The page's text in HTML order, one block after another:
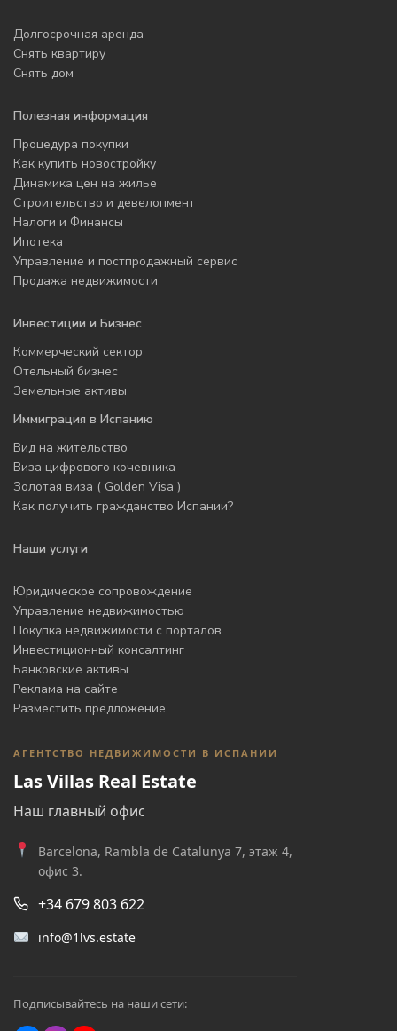
Долгосрочная аренда
Снять квартиру
Снять дом
Полезная информация
Процедура покупки
Как купить новостройку
Динамика цен на жилье
Строительство и девелопмент
Налоги и Финансы
Ипотека
Управление и постпродажный сервис
Продажа недвижимости
Инвестиции и Бизнес
Коммерческий сектор
Отельный бизнес
Земельные активы
Иммиграция в Испанию
Вид на жительство
Виза цифрового кочевника
Золотая виза ( Golden Visa )
Как получить гражданство Испании?
Наши услуги
Юридическое сопровождение
Управление недвижимостью
Покупка недвижимости с порталов
Инвестиционный консалтинг
Банковские активы
Реклама на сайте
Разместить предложение
АГЕНТСТВО НЕДВИЖИМОСТИ В ИСПАНИИ
Las Villas Real Estate
Наш главный офис
Barcelona, Rambla de Catalunya 7, этаж 4,
офис 3.
+34 679 803 622
info@1lvs.estate
Подписывайтесь на наши сети: